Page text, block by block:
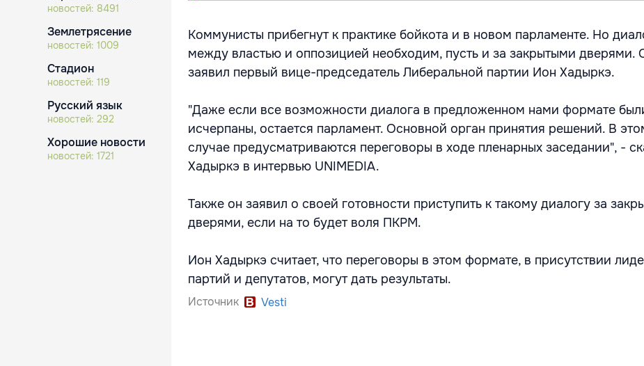
новостей: 8491
Землетрясение
новостей: 1009
Стадион
новостей: 119
Русский язык
новостей: 292
Хорошие новости
новостей: 1721
Коммунисты прибегнут к практике бойкота и в новом парламенте. Но
между властью и оппозицией необходим, пусть и за закрытыми дверями.
заявил первый вице-председатель Либеральной партии Ион Хадыркэ.
"Даже если все возможности диалога в предложенном нами формате
исчерпаны, остается парламент. Основной орган принятия решений. В
случае предусматриваются переговоры в ходе пленарных заседании", -
Хадыркэ в интервью UNIMEDIA.
Также он заявил о своей готовности приступить к такому диалогу за
дверями, если на то будет воля ПКРМ.
Ион Хадыркэ считает, что переговоры в этом формате, в присутствии
партий и депутатов, могут дать результаты.
Источник Vesti